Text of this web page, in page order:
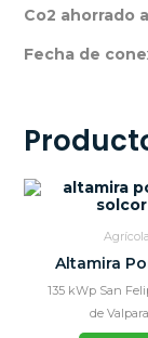
Co2 ahorrado
Fecha de
Agrícola
Altamira
135 kWp San
de